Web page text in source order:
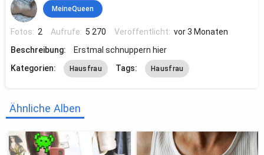
MeineQueen
Fotos: 2 Aufrufe: 5 270 Veröffentlicht: vor 3 Monaten
Beschreibung:
Erstmal schnuppern hier
Kategorien:
Hausfrau Tags: Hausfrau
Ähnliche Alben